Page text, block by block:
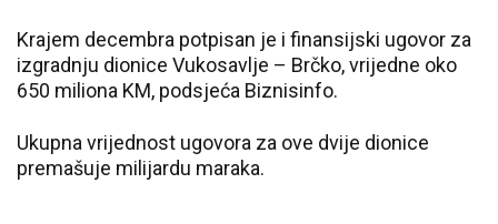
Krajem decembra potpisan je i finansijski ugovor za
izgradnju dionice Vukosavlje – Brčko, vrijedne oko
650 miliona KM, podsjeća Biznisinfo.
Ukupna vrijednost ugovora za ove dvije dionice
premašuje milijardu maraka.